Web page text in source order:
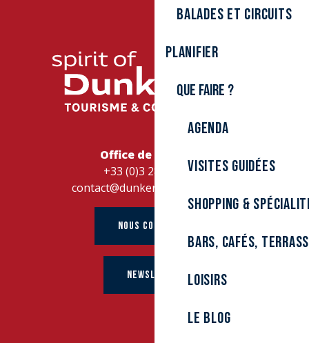
Balades et circuits
Planifier
Que faire ?
Agenda
Visites guidées
Shopping &
Bars, cafés,
Loisirs
Le Blog
Office de Tourisme
+33 (0)3 28 26 27 28
contact@dunkerque-tourisme.fr
NOUS CONTACTER
NEWSLETTER